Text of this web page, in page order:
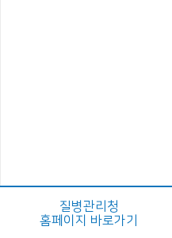
질병관리청
홈페이지 바로가기